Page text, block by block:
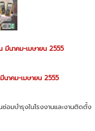
มีนาคม-เมษายน 2555
าคม-เมษายน 2555
อมบำรุงในโรงงานและงานติดตั้ง